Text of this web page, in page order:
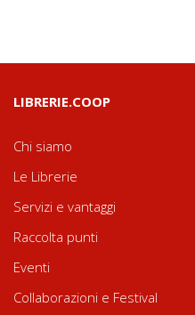
LIBRERIE.COOP
Chi siamo
Le Librerie
Servizi e vantaggi
Raccolta punti
Eventi
Collaborazioni e Festival